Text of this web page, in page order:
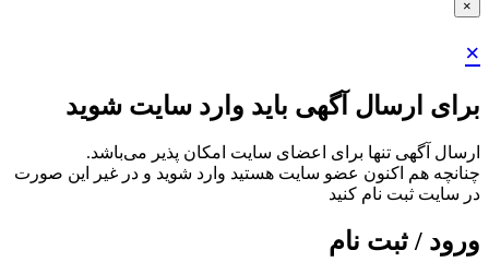
×
×
برای ارسال آگهی باید وارد سایت شوید
ارسال آگهی تنها برای اعضای سایت امکان پذیر می‌باشد.
چنانچه هم‌ اکنون عضو سایت هستید وارد شوید و در غیر این صورت
در سایت ثبت نام کنید
ورود / ثبت نام